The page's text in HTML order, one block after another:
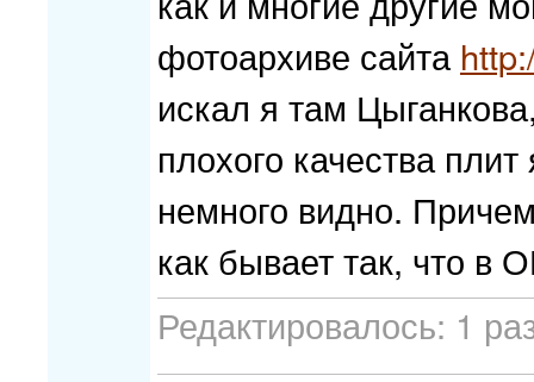
фотоархиве сайта
искал я там
плохого качества
немного видно.
как бывает так, что в
Редактировалось: 1